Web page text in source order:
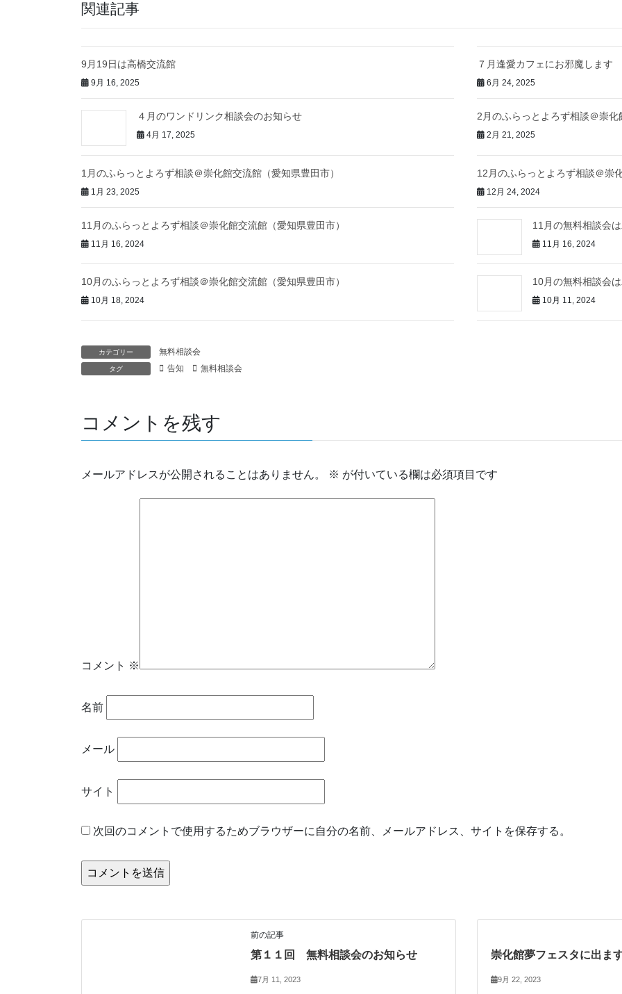
関連記事
9月19日は高橋交流館
9月 16, 2025
７月逢愛カフェにお邪魔します
6月 24, 2025
４月のワンドリンク相談会のお知らせ
4月 17, 2025
2月のふらっとよろず相談＠崇
2月 21, 2025
1月のふらっとよろず相談＠崇化館交流館（愛知県豊田市）
1月 23, 2025
12月のふらっとよろず相談＠崇
12月 24, 2024
11月のふらっとよろず相談＠崇化館交流館（愛知県豊田市）
11月 16, 2024
11月の無料相談会
11月 16, 2024
10月のふらっとよろず相談＠崇化館交流館（愛知県豊田市）
10月 18, 2024
10月の無料相談会
10月 11, 2024
カテゴリー 無料相談会
タグ 告知 無料相談会
コメントを残す
メールアドレスが公開されることはありません。 ※ が付いている欄は必須項目です
コメント ※
名前
メール
サイト
次回のコメントで使用するためブラウザーに自分の名前、メールアドレス、サイトを保存する。
前の記事
第１１回 無料相談会のお知らせ
7月 11, 2023
崇化館夢フェスタに出ま
9月 22, 2023